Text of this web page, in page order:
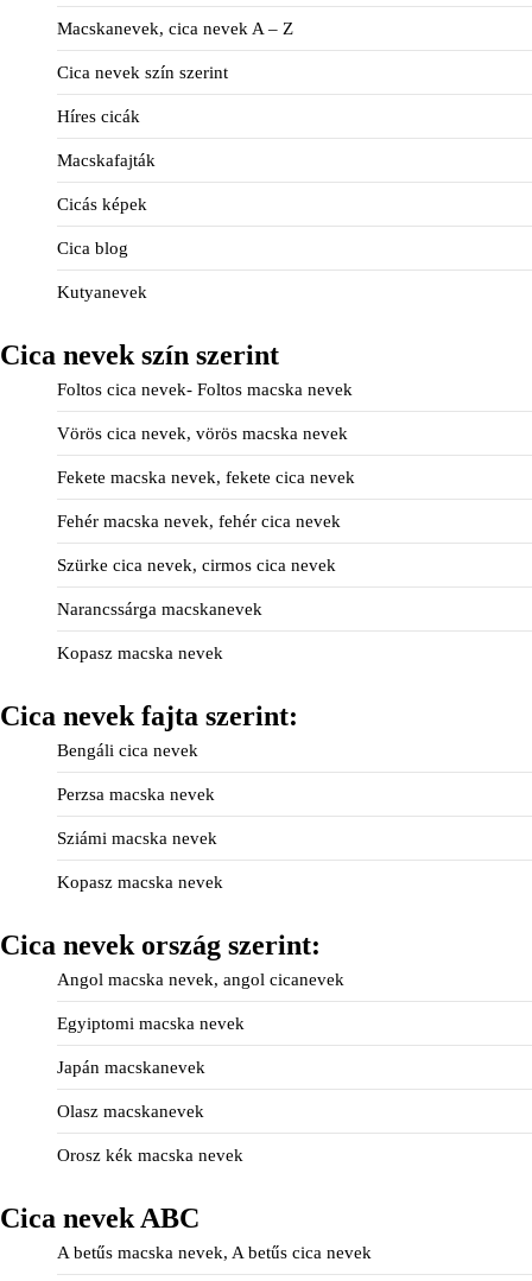
Macskanevek, cica nevek A – Z
Cica nevek szín szerint
Híres cicák
Macskafajták
Cicás képek
Cica blog
Kutyanevek
Cica nevek szín szerint
Foltos cica nevek- Foltos macska nevek
Vörös cica nevek, vörös macska nevek
Fekete macska nevek, fekete cica nevek
Fehér macska nevek, fehér cica nevek
Szürke cica nevek, cirmos cica nevek
Narancssárga macskanevek
Kopasz macska nevek
Cica nevek fajta szerint:
Bengáli cica nevek
Perzsa macska nevek
Sziámi macska nevek
Kopasz macska nevek
Cica nevek ország szerint:
Angol macska nevek, angol cicanevek
Egyiptomi macska nevek
Japán macskanevek
Olasz macskanevek
Orosz kék macska nevek
Cica nevek ABC
A betűs macska nevek, A betűs cica nevek